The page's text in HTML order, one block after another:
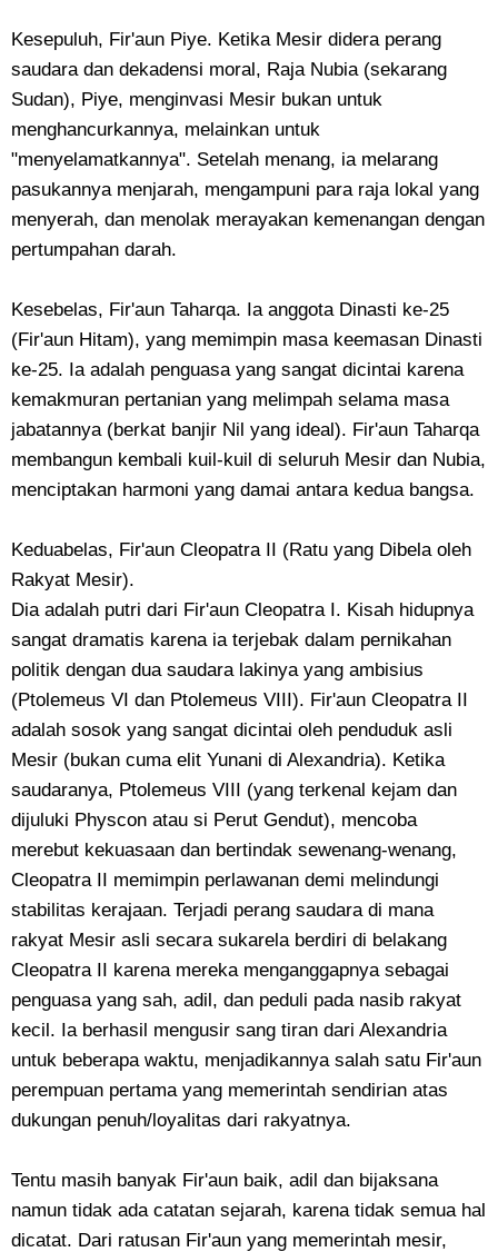
Kesepuluh, Fir'aun Piye. ​Ketika Mesir didera perang
saudara dan dekadensi moral, Raja Nubia (sekarang
Sudan), Piye, menginvasi Mesir bukan untuk
menghancurkannya, melainkan untuk
"menyelamatkannya". Setelah menang, ia melarang
pasukannya menjarah, mengampuni para raja lokal yang
menyerah, dan menolak merayakan kemenangan dengan
pertumpahan darah.
Kesebelas, Fir'aun Taharqa. Ia anggota Dinasti ke-25
(Fir'aun Hitam), yang memimpin masa keemasan Dinasti
ke-25. Ia adalah penguasa yang sangat dicintai karena
kemakmuran pertanian yang melimpah selama masa
jabatannya (berkat banjir Nil yang ideal). Fir'aun Taharqa
membangun kembali kuil-kuil di seluruh Mesir dan Nubia,
menciptakan harmoni yang damai antara kedua bangsa.
Keduabelas, Fir'aun Cleopatra II (Ratu yang Dibela oleh
Rakyat Mesir).
​Dia adalah putri dari Fir'aun Cleopatra I. Kisah hidupnya
sangat dramatis karena ia terjebak dalam pernikahan
politik dengan dua saudara lakinya yang ambisius
(Ptolemeus VI dan Ptolemeus VIII). Fir'aun Cleopatra II
adalah sosok yang sangat dicintai oleh penduduk asli
Mesir (bukan cuma elit Yunani di Alexandria). Ketika
saudaranya, Ptolemeus VIII (yang terkenal kejam dan
dijuluki Physcon atau si Perut Gendut), mencoba
merebut kekuasaan dan bertindak sewenang-wenang,
Cleopatra II memimpin perlawanan demi melindungi
stabilitas kerajaan. ​Terjadi perang saudara di mana
rakyat Mesir asli secara sukarela berdiri di belakang
Cleopatra II karena mereka menganggapnya sebagai
penguasa yang sah, adil, dan peduli pada nasib rakyat
kecil. Ia berhasil mengusir sang tiran dari Alexandria
untuk beberapa waktu, menjadikannya salah satu Fir'aun
perempuan pertama yang memerintah sendirian atas
dukungan penuh/loyalitas dari rakyatnya.
Tentu masih banyak Fir'aun baik, adil dan bijaksana
namun tidak ada catatan sejarah, karena tidak semua hal
dicatat. Dari ratusan Fir'aun yang memerintah mesir,